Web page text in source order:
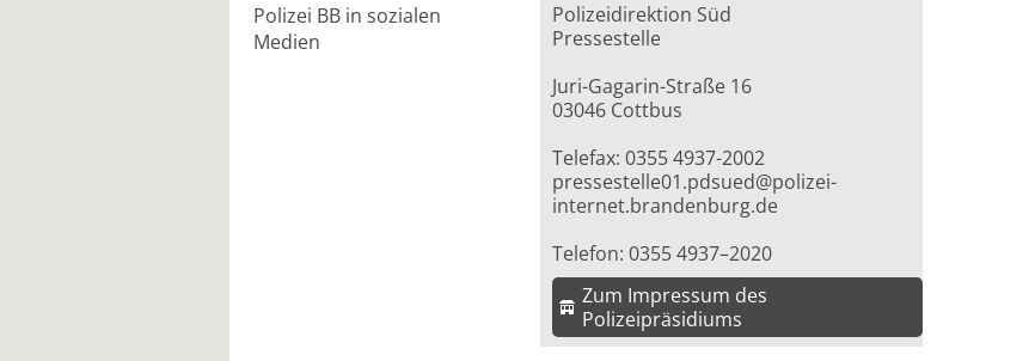
Polizei BB in sozialen
Medien
Polizeidirektion Süd
Pressestelle
Juri-Gagarin-Straße 16
03046 Cottbus
Telefax: 0355 4937-2002
pressestelle01.pdsued@polizei-
internet.brandenburg.de
Telefon: 0355 4937–2020
Zum Impressum des
Polizeipräsidiums